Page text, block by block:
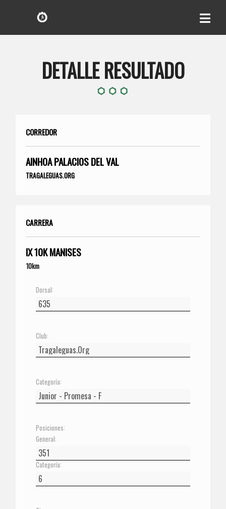
DETALLE RESULTADO
CORREDOR
AINHOA PALACIOS DEL VAL
TRAGALEGUAS.ORG
CARRERA
IX 10K MANISES
10km
Dorsal:
Club:
Categoría:
Posiciones:
General:
Categoría: